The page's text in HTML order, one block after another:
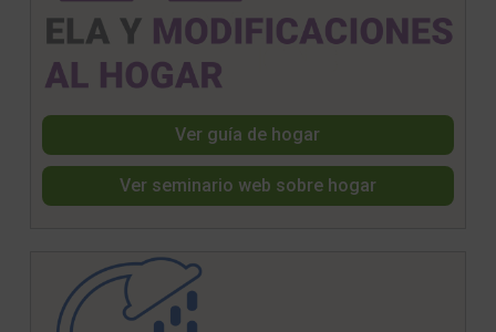
Ver guía de hogar
Ver seminario web sobre hogar